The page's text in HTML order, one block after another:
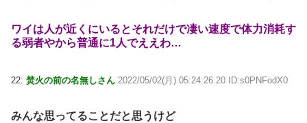
ワイは人が近くにいるとそれだけで凄い速度で体力消耗す
る弱者やから普通に1人でええわ…
22: 焚火の前の名無しさん 2022/05/02(月) 05:24:26.20 ID:s0PNFodX0
みんな思ってることだと思うけど